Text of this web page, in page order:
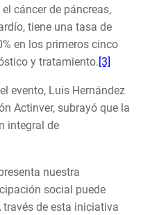
cáncer de páncreas,
tiene una tasa de
en los primeros cinco
y tratamiento.[3]
evento, Luis Hernández
Actinver, subrayó que la
integral de
nuestra
social puede
de esta iniciativa